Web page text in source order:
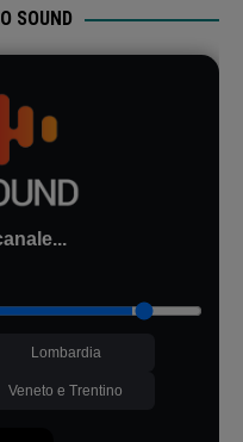
SOUND
Lombardia
Veneto e Trentino